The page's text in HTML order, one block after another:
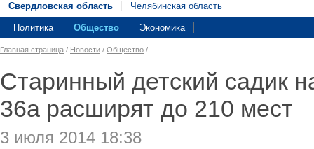
Свердловская область Челябинская область
Политика Общество Экономика
Главная страница / Новости / Общество /
Старинный детский садик
36а расширят до 210 мест
3 июля 2014 18:38